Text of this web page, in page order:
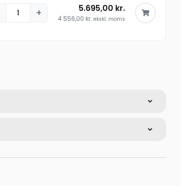
+ 5.695,00 kr.
4.556,00 kr. ekskl. moms